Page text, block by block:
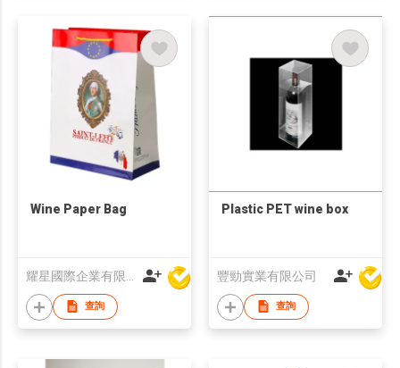
Wine Paper Bag
查詢
Plastic PET wine box
豐勁實業有限公司
查詢